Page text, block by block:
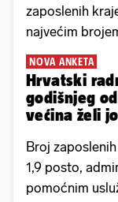
zaposlenih
najvećim
NOVA ANKETA
Hrvatski
godišnjeg
Broj
1,9 posto,
pomoćnim